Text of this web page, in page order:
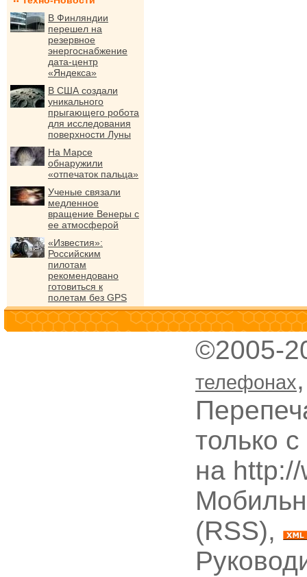
В Финляндии
перешел на
резервное
энергоснабжение
дата-центр
«Яндекса»
В США создали
уникального
прыгающего робота
для исследования
поверхности Луны
На Марсе
обнаружили
«отпечаток пальца»
Ученые связали
медленное
вращение Венеры с
ее атмосферой
«Известия»:
Российским
пилотам
рекомендовано
готовиться к
полетам без GPS
©2005-
телефонах
только
на
(RSS),